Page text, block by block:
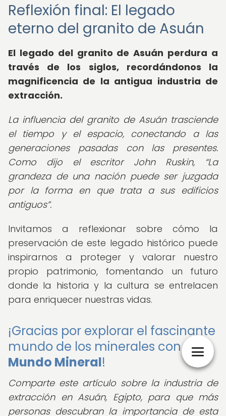
Reflexión final: El legado
eterno del granito de Asuán
El legado del granito de Asuán perdura a
través de los siglos, recordándonos la
magnificencia de la antigua industria de
extracción.
La influencia del granito de Asuán trasciende
el tiempo y el espacio, conectando a las
generaciones pasadas con las presentes.
Como dijo el escritor John Ruskin,
La
grandeza de una nación puede ser juzgada
por la forma en que trata a sus edificios
antiguos .
Invitamos a reflexionar sobre cómo la
preservación de este legado histórico puede
inspirarnos a proteger y valorar nuestro
propio patrimonio, fomentando un futuro
donde la historia y la cultura se entrelacen
para enriquecer nuestras vidas.
¡Gracias por explorar el fascinante
mundo de los minerales con
Mundo Mineral!
Comparte este artículo sobre la industria de
extracción en Asuán, Egipto, para que más
personas descubran la importancia de esta